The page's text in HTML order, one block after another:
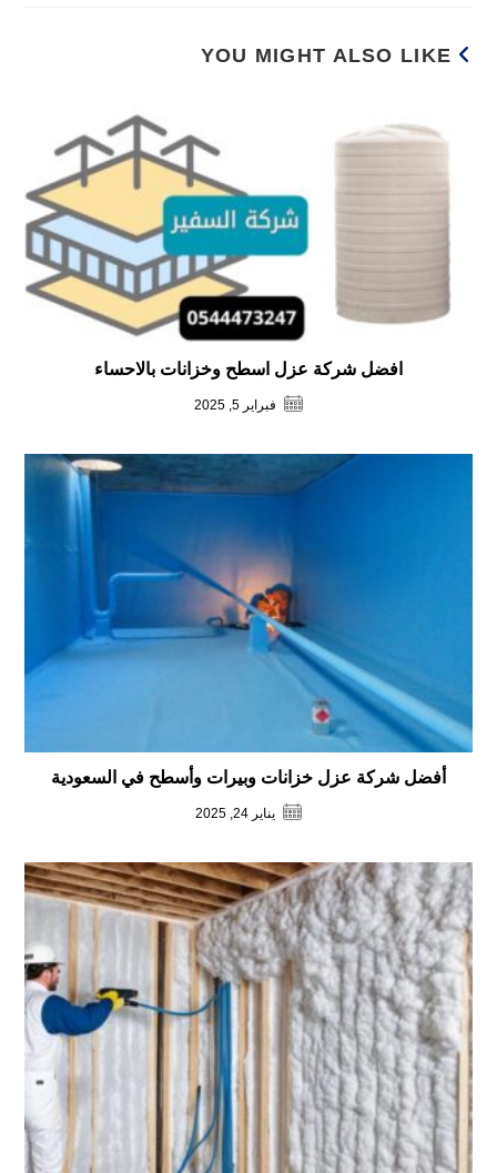
YOU MIGHT ALSO LIKE
افضل شركة عزل اسطح وخزانات بالاحساء
فبراير 5, 2025
أفضل شركة عزل خزانات وبيرات وأسطح في السعودية
يناير 24, 2025